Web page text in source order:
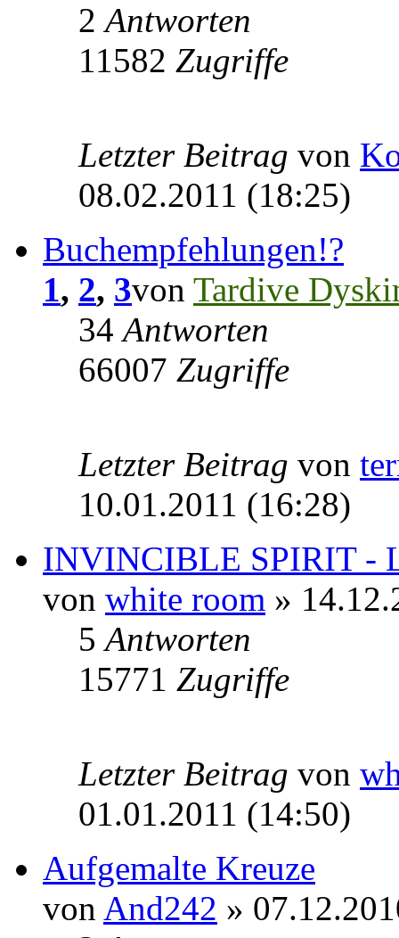
2Antworten
11582 Zugriffe
Letzter Beitrag von
08.02.2011 (18:25)
Buchempfehlungen!?
1, 2, 3von Tardive
34Antworten
66007 Zugriffe
Letzter Beitrag von
10.01.2011 (16:28)
INVINCIBLE SPIRIT -
von white room »
5Antworten
15771 Zugriffe
Letzter Beitrag von
01.01.2011 (14:50)
Aufgemalte Kreuze
von And242 »